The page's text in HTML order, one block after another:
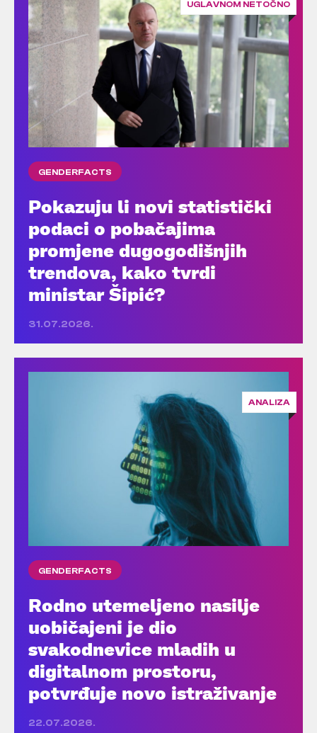
UGLAVNOM NETOČNO
GENDERFACTS
Pokazuju li novi statistički
podaci o pobačajima
promjene dugogodišnjih
trendova, kako tvrdi
ministar Šipić?
31.07.2026.
ANALIZA
GENDERFACTS
Rodno utemeljeno nasilje
uobičajeni je dio
svakodnevice mladih u
digitalnom prostoru,
potvrđuje novo istraživanje
22.07.2026.